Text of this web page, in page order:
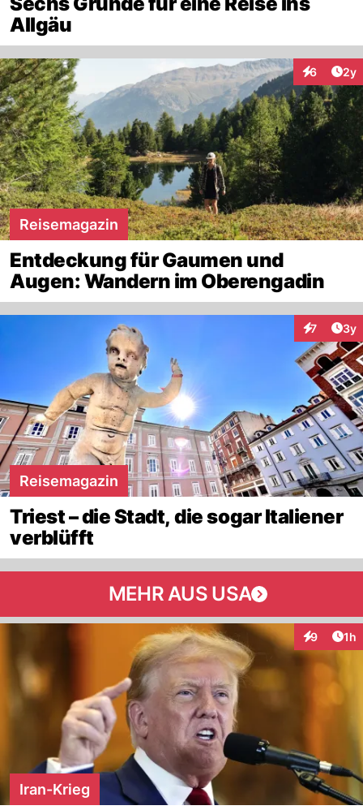
Allgäu
6 2y
Reisemagazin
Entdeckung für Gaumen und
Augen: Wandern im Oberengadin
7 3y
Reisemagazin
Triest – die Stadt, die sogar Italiener
verblüfft
MEHR AUS USA
9 1h
Iran-Krieg